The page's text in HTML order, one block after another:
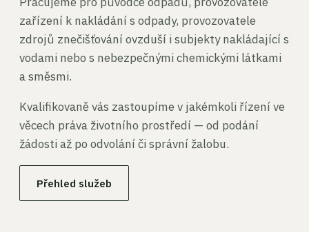
zařízení k nakládání s odpady, provozovatele
zdrojů znečišťování ovzduší i subjekty nakládající s
vodami nebo s nebezpečnými chemickými látkami
a směsmi.
Kvalifikovaně vás zastoupíme v jakémkoli řízení ve
věcech práva životního prostředí — od podání
žádosti až po odvolání či správní žalobu.
Přehled služeb